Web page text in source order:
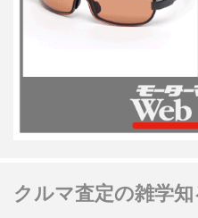
クルマ査定の雑学知